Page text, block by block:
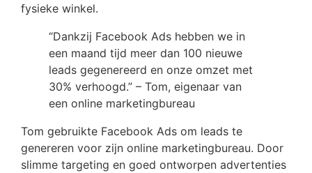
fysieke winkel.
“Dankzij Facebook Ads hebben we in
een maand tijd meer dan 100 nieuwe
leads gegenereerd en onze omzet met
30% verhoogd.” – Tom, eigenaar van
een online marketingbureau
Tom gebruikte Facebook Ads om leads te
genereren voor zijn online marketingbureau. Door
slimme targeting en goed ontworpen advertenties